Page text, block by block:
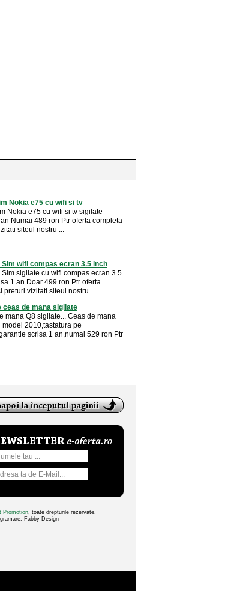
Nokia e75 cu wifi si tv
Nokia e75 cu wifi si tv sigilate
Numai 489 ron Ptr oferta completa
siteul nostru ...
Sim wifi compas ecran 3.5 inch
Sim sigilate cu wifi compas ecran 3.5
1 an Doar 499 ron Ptr oferta
preturi vizitati siteul nostru ...
ceas de mana sigilate
mana Q8 sigilate... Ceas de mana
2010,tastatura pe
scrisa 1 an,numai 529 ron Ptr
Promotion, toate drepturile rezervate.
Fabby Design